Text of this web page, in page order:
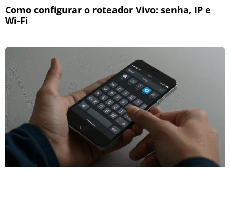
Como configurar o roteador Vivo: senha, IP e
Wi-Fi